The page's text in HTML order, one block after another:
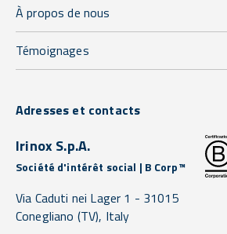
À propos de nous
Témoignages
Adresses et contacts
Irinox S.p.A.
Société d'intérêt social | B Corp™
Via Caduti nei Lager 1 - 31015
Conegliano (TV), Italy